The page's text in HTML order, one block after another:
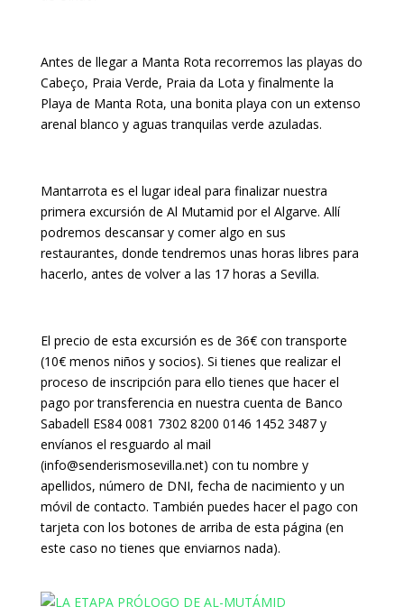
Antes de llegar a Manta Rota recorremos las playas do
Cabeço, Praia Verde, Praia da Lota y finalmente la
Playa de Manta Rota, una bonita playa con un extenso
arenal blanco y aguas tranquilas verde azuladas.
Mantarrota es el lugar ideal para finalizar nuestra
primera excursión de Al Mutamid por el Algarve. Allí
podremos descansar y comer algo en sus
restaurantes, donde tendremos unas horas libres para
hacerlo, antes de volver a las 17 horas a Sevilla.
El precio de esta excursión es de 36€ con transporte
(10€ menos niños y socios). Si tienes que realizar el
proceso de inscripción para ello tienes que hacer el
pago por transferencia en nuestra cuenta de Banco
Sabadell ES84 0081 7302 8200 0146 1452 3487 y
envíanos el resguardo al mail
(info@senderismosevilla.net) con tu nombre y
apellidos, número de DNI, fecha de nacimiento y un
móvil de contacto. También puedes hacer el pago con
tarjeta con los botones de arriba de esta página (en
este caso no tienes que enviarnos nada).